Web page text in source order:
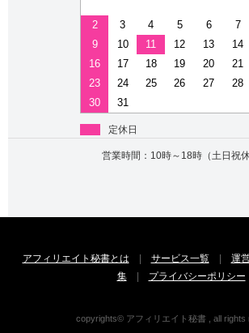
2
3 4 5 6 7
9
10 11 12 13 14
16
17 18 19 20 21
23
24 25 26 27 28
30
31
定休日
営業時間：10時～18時（土日祝休
アフィリエイト秘書とは | サービス一覧| 運
集| プライバシーポリシー
copyrights© アフィリエイト秘書 , all rights